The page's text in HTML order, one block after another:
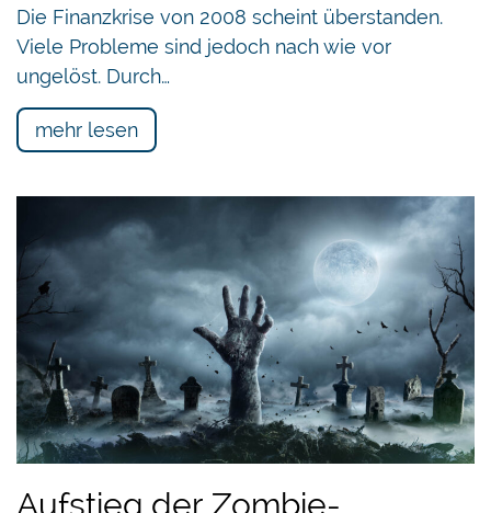
Die Finanzkrise von 2008 scheint überstanden.
Viele Probleme sind jedoch nach wie vor
ungelöst. Durch…
mehr lesen
Aufstieg der Zombie-